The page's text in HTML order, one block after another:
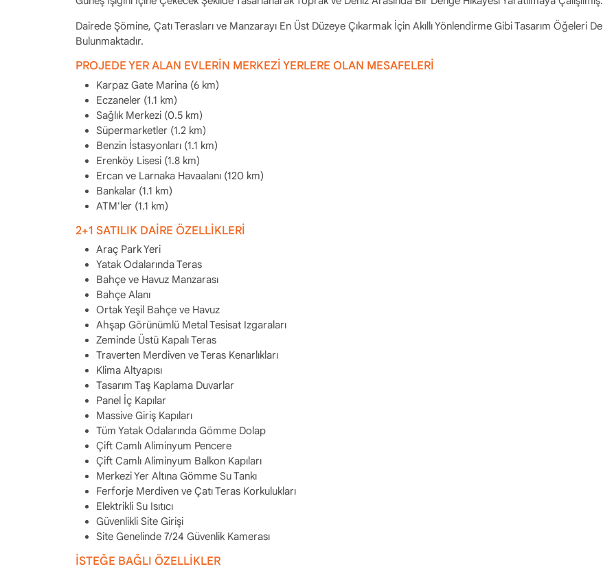
Dairede Şömine, Çatı Terasları ve Manzarayı En Üst Düzeye Çıkarmak İçin Akıllı Yönlendirme Gibi Tasarım Öğeleri De
Bulunmaktadır.
PROJEDE YER ALAN EVLERİN MERKEZİ YERLERE OLAN MESAFELERİ
Karpaz Gate Marina (6 km)
Eczaneler (1.1 km)
Sağlık Merkezi (0.5 km)
Süpermarketler (1.2 km)
Benzin İstasyonları (1.1 km)
Erenköy Lisesi (1.8 km)
Ercan ve Larnaka Havaalanı (120 km)
Bankalar (1.1 km)
ATM'ler (1.1 km)
2+1 SATILIK DAİRE ÖZELLİKLERİ
Araç Park Yeri
Yatak Odalarında Teras
Bahçe ve Havuz Manzarası
Bahçe Alanı
Ortak Yeşil Bahçe ve Havuz
Ahşap Görünümlü Metal Tesisat Izgaraları
Zeminde Üstü Kapalı Teras
Traverten Merdiven ve Teras Kenarlıkları
Klima Altyapısı
Tasarım Taş Kaplama Duvarlar
Panel İç Kapılar
Massive Giriş Kapıları
Tüm Yatak Odalarında Gömme Dolap
Çift Camlı Aliminyum Pencere
Çift Camlı Aliminyum Balkon Kapıları
Merkezi Yer Altına Gömme Su Tankı
Ferforje Merdiven ve Çatı Teras Korkulukları
Elektrikli Su Isıtıcı
Güvenlikli Site Girişi
Site Genelinde 7/24 Güvenlik Kamerası
İSTEĞE BAĞLI ÖZELLİKLER